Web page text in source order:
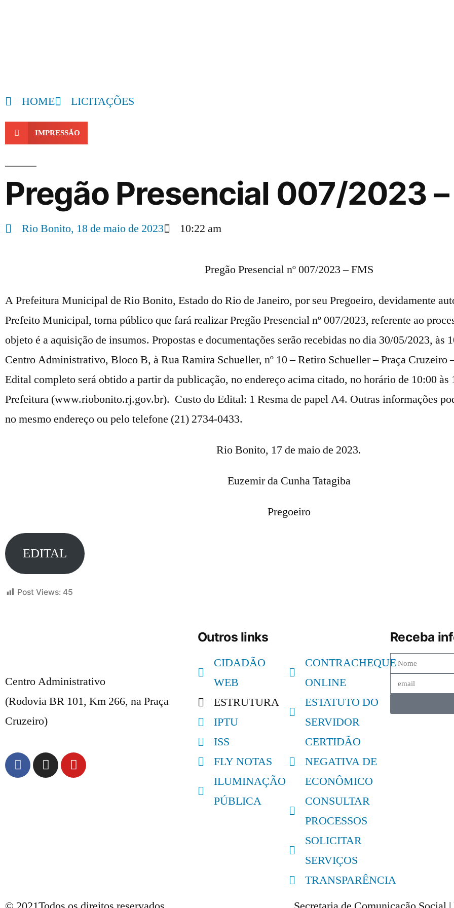
HOME LICITAÇÕES
IMPRESSÃO
Pregão Presencial 007/2023 –
Rio Bonito, 18 de maio de 2023 10:22 am
Pregão Presencial nº 007/2023 – FMS
A Prefeitura Municipal de Rio Bonito, Estado do Rio de Janeiro, por seu Pregoeiro, devidamente
Prefeito Municipal, torna público que fará realizar Pregão Presencial nº 007/2023, referente ao
objeto é a aquisição de insumos. Propostas e documentações serão recebidas no dia 30/05/2023, às
Centro Administrativo, Bloco B, à Rua Ramira Schueller, nº 10 – Retiro Schueller – Praça
Edital completo será obtido a partir da publicação, no endereço acima citado, no horário de 10:00 às
Prefeitura (www.riobonito.rj.gov.br). Custo do Edital: 1 Resma de papel A4. Outras informações
no mesmo endereço ou pelo telefone (21) 2734-0433.
Rio Bonito, 17 de maio de 2023.
Euzemir da Cunha Tatagiba
Pregoeiro
EDITAL
Post Views: 45
Centro Administrativo
(Rodovia BR 101, Km 266, na Praça
Cruzeiro)
Outros links
CIDADÃO
WEB
ESTRUTURA
IPTU
ISS
FLY NOTAS
ILUMINAÇÃO
PÚBLICA
CONTRACHEQUE
ONLINE
ESTATUTO DO
SERVIDOR
CERTIDÃO
NEGATIVA DE
ECONÔMICO
CONSULTAR
PROCESSOS
SOLICITAR
SERVIÇOS
TRANSPARÊNCIA
Receba